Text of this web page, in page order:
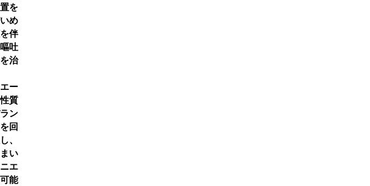
を
め
伴
吐
治
ー
質
ン
回
、
い
エ
能